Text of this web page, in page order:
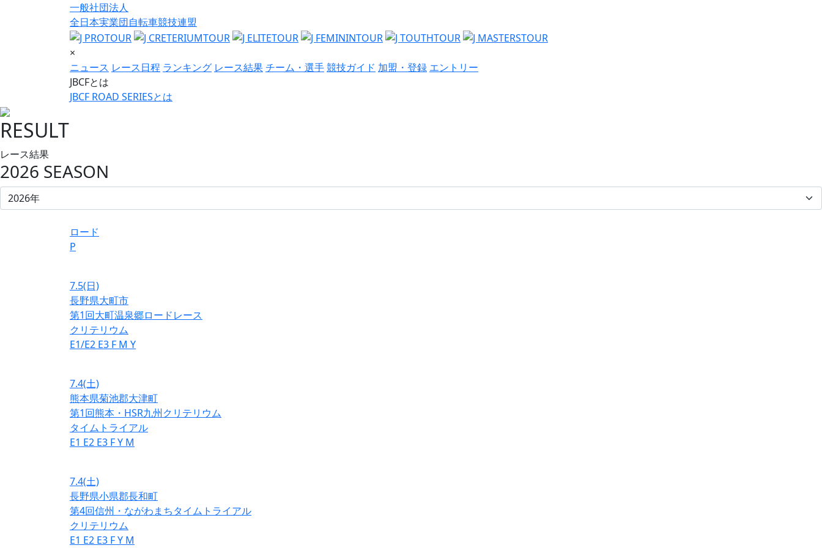
一般社団法人
全日本実業団自転車競技連盟
×
ニュース レース日程 ランキング レース結果チーム・選手競技ガイド 加盟・登録 エントリー
JBCFとは
JBCF ROAD SERIESとは
RESULT
レース結果
2026 SEASON
ロード
P
7.5(日)
長野県大町市
第1回大町温泉郷ロードレース
クリテリウム
E1/E2 E3 F M Y
7.4(土)
熊本県菊池郡大津町
第1回熊本・HSR九州クリテリウム
タイムトライアル
E1 E2 E3 FY M
7.4(土)
長野県小県郡長和町
第4回信州・ながわまちタイムトライアル
クリテリウム
E1 E2 E3 FY M